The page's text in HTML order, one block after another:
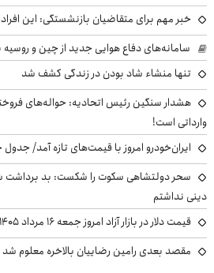
خبر مهم برای متقاضیان بازنشستگی: این افراد باید ۵ سال بیشتر
سامانه‌های دفاع هوایی جدید از چین و روسیه
تنها منشاء شاد بودن در زندگی کشف شد
هشدار سنگین رئیس اتحادیه: حواله‌های
وارداتی است!
ایران‌خودرو امروز با قیمت‌های تازه آمد/ جدول جمعه ۱۶
سحر دولتشاهی سکوت را شکست: بد برداشت
دینی نداشتم
قیمت دلار در بازار آزاد امروز جمعه ۱۶ مرداد ۱۴۰۵/ قیمت‌ها ریخت؟ +جدول
مقصد بعدی رامین رضاییان بالاخره معلوم شد